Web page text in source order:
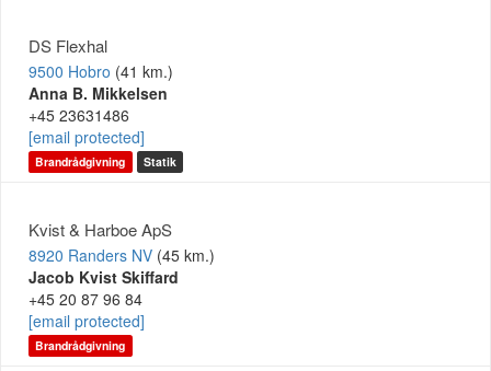
DS Flexhal
9500 Hobro (41 km.)
Anna B. Mikkelsen
+45 23631486
[email protected]
Brandrådgivning Statik
Kvist & Harboe ApS
8920 Randers NV (45 km.)
Jacob Kvist Skiffard
+45 20 87 96 84
[email protected]
Brandrådgivning